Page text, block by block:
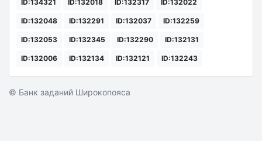
ID:134321 ID:132018 ID:132317 ID:132022
ID:132048 ID:132291 ID:132037 ID:132259
ID:132053 ID:132345 ID:132290 ID:132131
ID:132006 ID:132134 ID:132121 ID:132243
© Банк заданий Широкопояса